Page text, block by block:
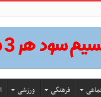
فرهنگی ورزشی